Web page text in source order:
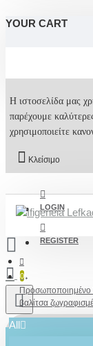
YOUR CART
Η ιστοσελίδα μας
παρέχουμε
χρησιμοποιείτε
Κλείσιμο
LOGIN
REGISTER
0
All
Προσωποποιημένο
βαλίτσα